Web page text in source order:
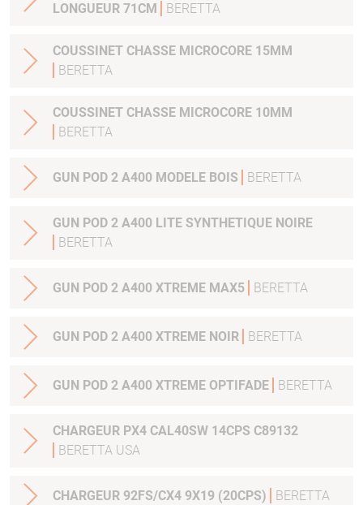
LONGUEUR 71CM
BERETTA
COUSSINET CHASSE MICROCORE 15MM
BERETTA
COUSSINET CHASSE MICROCORE 10MM
BERETTA
GUN POD 2 A400 MODELE BOIS BERETTA
GUN POD 2 A400 LITE SYNTHETIQUE NOIRE
BERETTA
GUN POD 2 A400 XTREME MAX5 BERETTA
GUN POD 2 A400 XTREME NOIR BERETTA
GUN POD 2 A400 XTREME OPTIFADE BERETTA
CHARGEUR PX4 CAL40SW 14CPS C89132
BERETTA USA
CHARGEUR 92FS/CX4 9X19 (20CPS) BERETTA